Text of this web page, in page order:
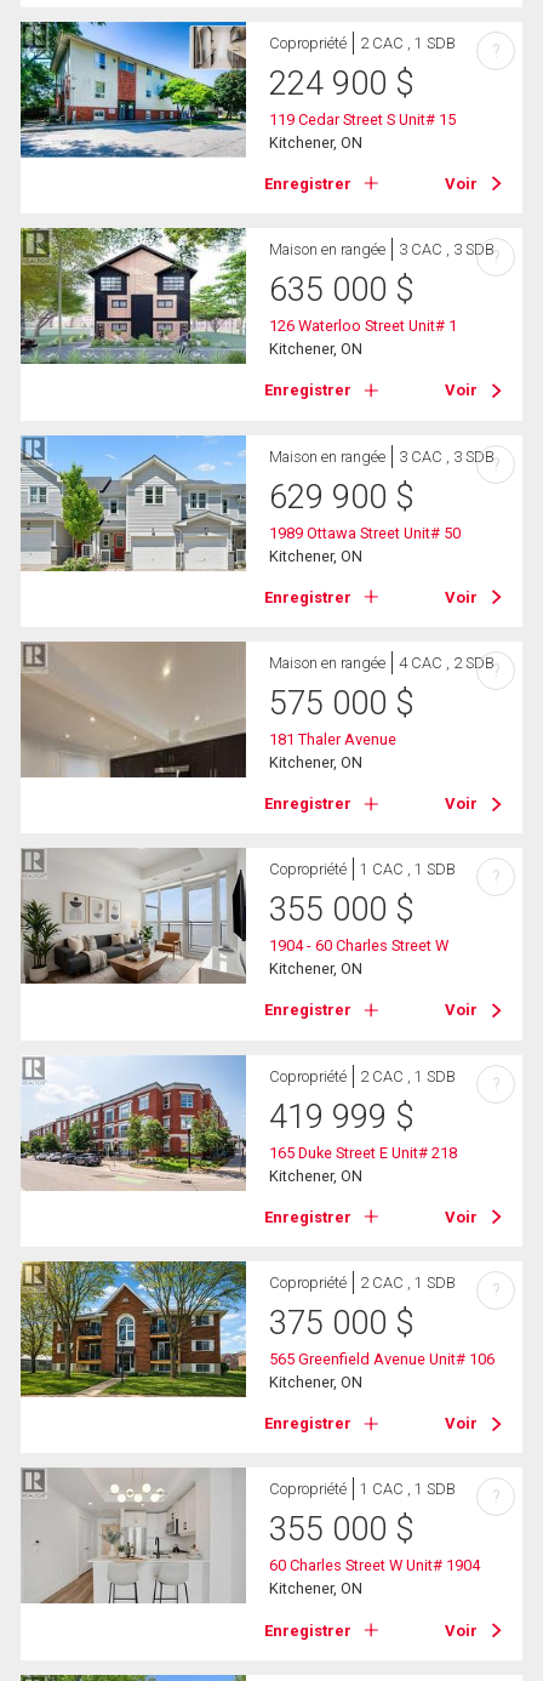
Copropriété 2 CAC , 1 SDB
224 900 $
119 Cedar Street S Unit# 15
Kitchener, ON
Enregistrer Voir
?
Maison en rangée 3 CAC , 3 SDB
635 000 $
126 Waterloo Street Unit# 1
Kitchener, ON
Enregistrer Voir
?
Maison en rangée 3 CAC , 3 SDB
629 900 $
1989 Ottawa Street Unit# 50
Kitchener, ON
Enregistrer Voir
?
Maison en rangée 4 CAC , 2 SDB
575 000 $
181 Thaler Avenue
Kitchener, ON
Enregistrer Voir
?
Copropriété 1 CAC , 1 SDB
355 000 $
1904 - 60 Charles Street W
Kitchener, ON
Enregistrer Voir
?
Copropriété 2 CAC , 1 SDB
419 999 $
165 Duke Street E Unit# 218
Kitchener, ON
Enregistrer Voir
?
Copropriété 2 CAC , 1 SDB
375 000 $
565 Greenfield Avenue Unit# 106
Kitchener, ON
Enregistrer Voir
?
Copropriété 1 CAC , 1 SDB
355 000 $
60 Charles Street W Unit# 1904
Kitchener, ON
Enregistrer Voir
?